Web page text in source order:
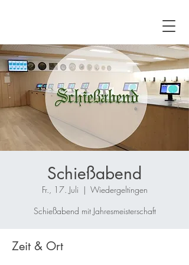
Schießabend
Fr., 17. Juli
  |
Wiedergeltingen
Schießabend mit Jahresmeisterschaft
Zeit & Ort